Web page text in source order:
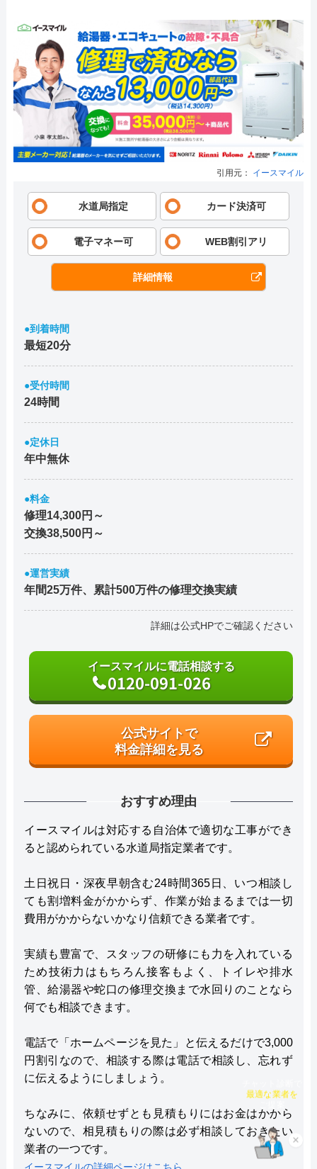
引用元： イースマイル
水道局指定 カード決済可
電子マネー可 WEB割引アリ
詳細情報
●到着時間
最短20分
●受付時間
24時間
●定休日
年中無休
●料金
修理14,300円～
交換38,500円～
●運営実績
年間25万件、累計500万件の修理交換実績
詳細は公式HPでご確認ください
イースマイルに電話相談する
0120-091-026
公式サイトで
料金詳細を見る
おすすめ理由
イースマイルは対応する自治体で適切な工事ができ
ると認められている水道局指定業者です。
土日祝日・深夜早朝含む24時間365日、いつ相談し
ても割増料金がかからず、作業が始まるまでは一切
費用がかからないかなり信頼できる業者です。
実績も豊富で、スタッフの研修にも力を入れている
ため技術力はもちろん接客もよく、トイレや排水
管、給湯器や蛇口の修理交換まで水回りのことなら
何でも相談できます。
電話で「ホームページを見た」と伝えるだけで3,000
円割引なので、相談する際は電話で相談し、忘れず
に伝えるようにしましょう。
ちなみに、依頼せずとも見積もりにはお金はかから
ないので、相見積もりの際は必ず相談しておきたい
業者の一つです。
×
最適な業者を
ご提案